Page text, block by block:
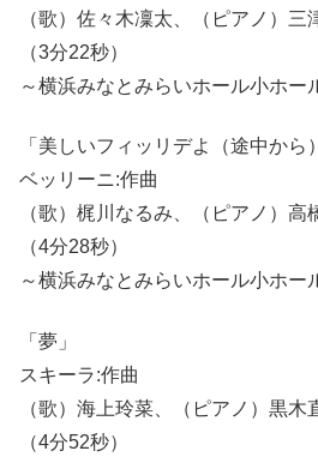
（歌）佐々木凜太、（ピアノ）三
（3分22秒）
～横浜みなとみらいホール小ホー
「美しいフィッリデよ（途中から
ベッリーニ:作曲
（歌）梶川なるみ、（ピアノ）高
（4分28秒）
～横浜みなとみらいホール小ホー
「夢」
スキーラ:作曲
（歌）海上玲菜、（ピアノ）黒木
（4分52秒）